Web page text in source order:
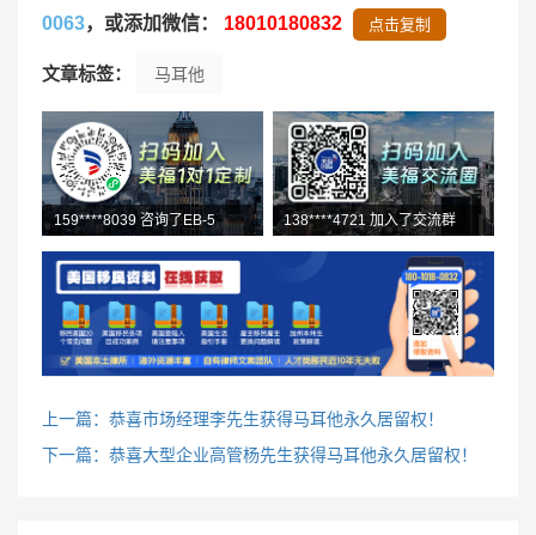
0063，或添加微信： 18010180832 点击复制
文章标签： 马耳他
159****8039 咨询了EB-5
177****8834 咨询人才移民
138****4721 加入了交流群
上一篇：恭喜市场经理李先生获得马耳他永久居留权！
下一篇：恭喜大型企业高管杨先生获得马耳他永久居留权！